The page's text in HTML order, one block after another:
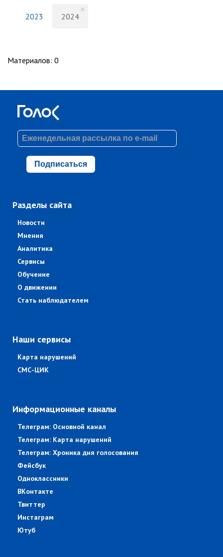
2023 2024
Материалов: 0
Подписаться
Разделы сайта
Новости
Мнения
Аналитика
Сервисы
Обучение
О движении
Стать наблюдателем
Наши сервисы
Карта нарушений
СМС-ЦИК
Информационные каналы
Телеграм: Основной канал
Телеграм: Карта нарушений
Телеграм: Хроника дня голосования
Фейсбук
Одноклассники
ВКонтакте
Твиттер
Инстаграм
Ютуб